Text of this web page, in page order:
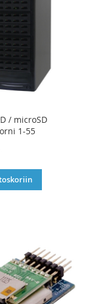
/ microSD
1-55